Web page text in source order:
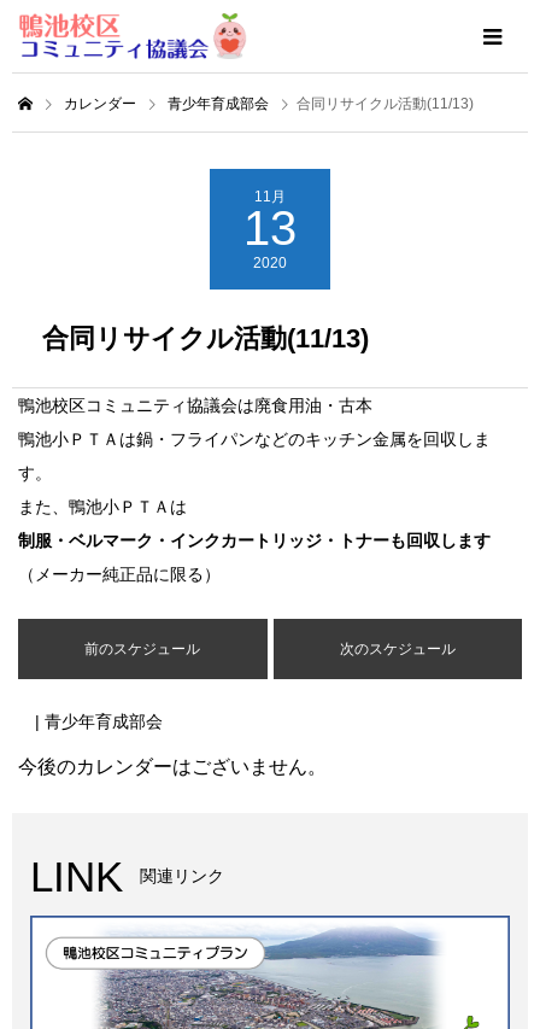
カレンダー 青少年育成部会 合同リサイクル活動(11/13)
11月
13
2020
合同リサイクル活動(11/13)
鴨池校区コミュニティ協議会は廃食用油・古本
鴨池小ＰＴＡは鍋・フライパンなどのキッチン金属を回収しま
す。
また、鴨池小ＰＴＡは
制服・ベルマーク・インクカートリッジ・トナーも回収します
（メーカー純正品に限る）
前のスケジュール 次のスケジュール
| 青少年育成部会
今後のカレンダーはございません。
LINK 関連リンク